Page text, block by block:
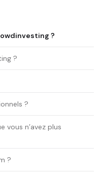
?
?
?
vous n’avez plus
?